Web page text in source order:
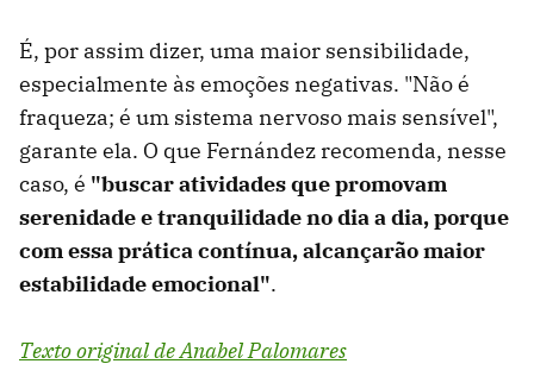
É, por assim dizer, uma maior sensibilidade,
especialmente às emoções negativas. "Não é
fraqueza; é um sistema nervoso mais sensível",
garante ela. O que Fernández recomenda, nesse
caso, é "buscar atividades que promovam
serenidade e tranquilidade no dia a dia, porque
com essa prática contínua, alcançarão maior
estabilidade emocional".
Texto original de Anabel Palomares